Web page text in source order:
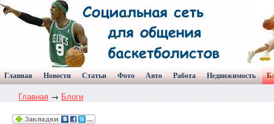
Главная Новости Статьи Фото Авто Работа Недвижимость
Главная → Блоги